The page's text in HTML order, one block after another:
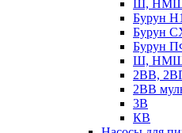
Ш,
Бурун
Бурун
Бурун
Ш,
2ВВ,
2ВВ
3В
КВ